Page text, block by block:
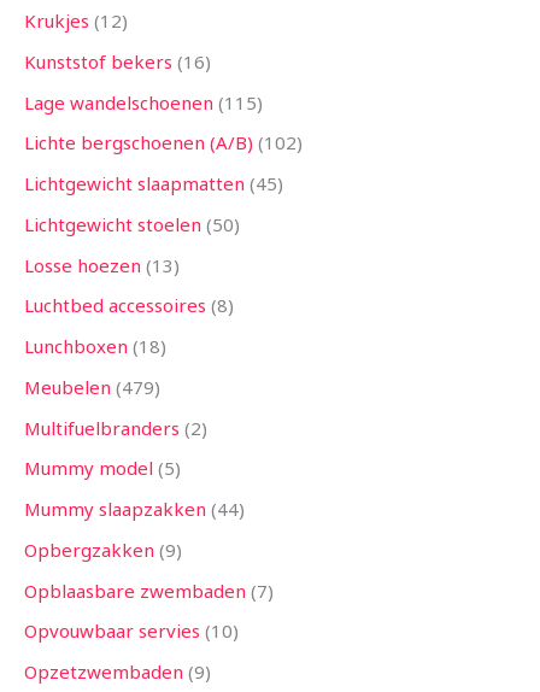
Krukjes 12
Kunststof bekers 16
Lage wandelschoenen 115
Lichte bergschoenen (A/B) 102
Lichtgewicht slaapmatten 45
Lichtgewicht stoelen 50
Losse hoezen 13
Luchtbed accessoires 8
Lunchboxen 18
Meubelen 479
Multifuelbranders 2
Mummy model 5
Mummy slaapzakken 44
Opbergzakken 9
Opblaasbare zwembaden 7
Opvouwbaar servies 10
Opzetzwembaden 9